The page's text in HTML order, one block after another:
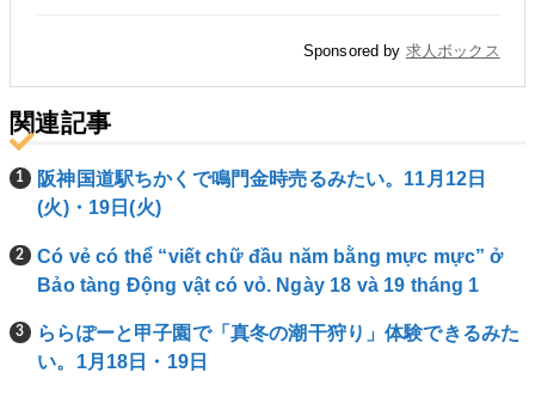
Sponsored by 求人ボックス
関連記事
阪神国道駅ちかくで鳴門金時売るみたい。11月12日
(火)・19日(火)
Có vẻ có thể “viết chữ đầu năm bằng mực mực” ở
Bảo tàng Động vật có vỏ. Ngày 18 và 19 tháng 1
ららぽーと甲子園で「真冬の潮干狩り」体験できるみた
い。1月18日・19日